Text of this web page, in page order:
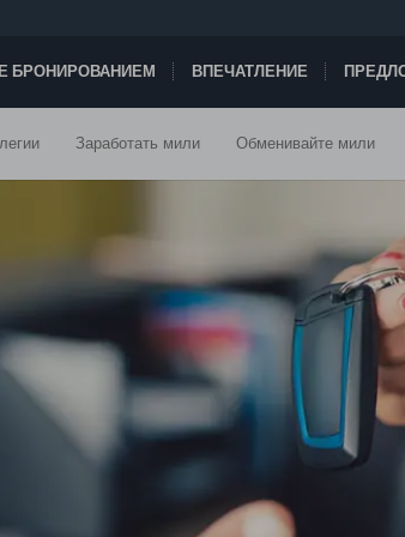
БРОНИРОВАНИЕМ ВПЕЧАТЛЕНИЕ
Заработать мили Обменивайте мили